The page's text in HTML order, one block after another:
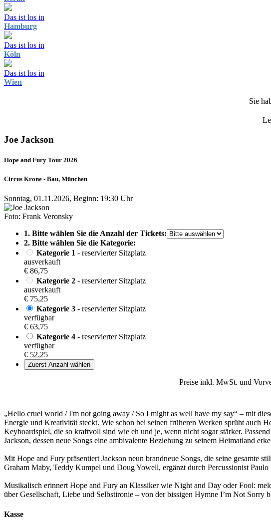
Das ist los in
Hamburg
Das ist los in
Köln
Das ist los in
Wien
Sie
Joe Jackson
Hope and Fury Tour 2026
Circus Krone - Bau, München
Sonntag, 01.11.2026, Beginn: 19:30 Uhr
Foto: Frank Veronsky
1. Bitte wählen Sie die Anzahl der Tickets:
2. Bitte wählen Sie die Kategorie:
Kategorie 1 - reservierter Sitzplatz
ausverkauft
€ 86,75
Kategorie 2 - reservierter Sitzplatz
ausverkauft
€ 75,25
Kategorie 3 - reservierter Sitzplatz
verfügbar
€ 63,75
Kategorie 4 - reservierter Sitzplatz
verfügbar
€ 52,25
Zuerst Anzahl wählen
Preise inkl. MwSt. und
„Hello cruel world / I'm not going away / So I might as well have my say“ – mit
Energie und Kreativität steckt. Wie schon bei seinen früheren Werken sprüht auch
Keyboardspiel, die so kraftvoll sind wie eh und je, wenn nicht sogar stärker.
Jackson, dessen neue Songs eine ambivalente Beziehung zu seinem Heimatland
Mit Hope and Fury präsentiert Jackson neun brandneue Songs, die seine gesamte
Graham Maby, Teddy Kumpel und Doug Yowell, ergänzt durch Percussionist
Musikalisch erinnert Hope and Fury an Klassiker wie Night and Day oder Fool:
über Gesellschaft, Liebe und Selbstironie – von der bissigen Hymne I’m Not Sorry
Kasse